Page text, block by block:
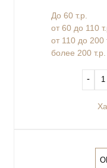
До 60 т.р.
от 60 до 110
от 110 до 200
более 200 т.р.
‐